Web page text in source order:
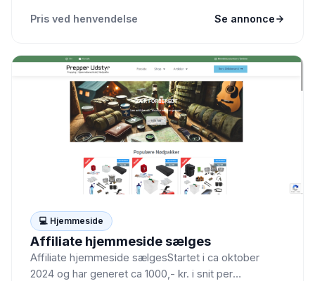
Pris ved henvendelse Se annonce
💻 Hjemmeside
Affiliate hjemmeside sælges
Affiliate hjemmeside sælgesStartet i ca oktober
2024 og har generet ca 1000,- kr. i snit per